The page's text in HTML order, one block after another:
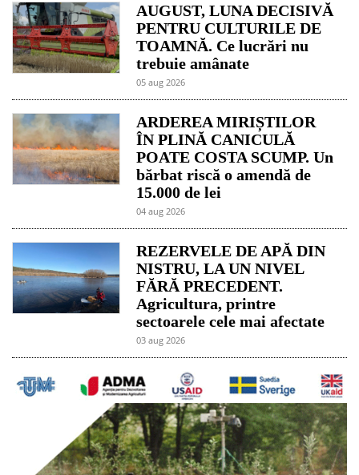
AUGUST, LUNA DECISIVĂ
PENTRU CULTURILE DE
TOAMNĂ. Ce lucrări nu
trebuie amânate
05 aug 2026
ARDEREA MIRIȘTILOR
ÎN PLINĂ CANICULĂ
POATE COSTA SCUMP. Un
bărbat riscă o amendă de
15.000 de lei
04 aug 2026
REZERVELE DE APĂ DIN
NISTRU, LA UN NIVEL
FĂRĂ PRECEDENT.
Agricultura, printre
sectoarele cele mai afectate
03 aug 2026